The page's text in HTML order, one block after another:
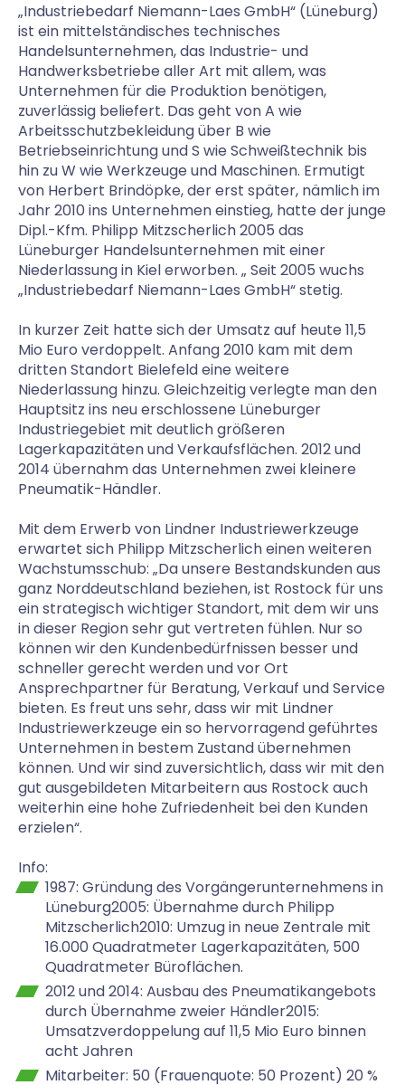
„Industriebedarf Niemann-Laes GmbH“ (Lüneburg)
ist ein mittelständisches technisches
Handelsunternehmen, das Industrie- und
Handwerksbetriebe aller Art mit allem, was
Unternehmen für die Produktion benötigen,
zuverlässig beliefert. Das geht von A wie
Arbeitsschutzbekleidung über B wie
Betriebseinrichtung und S wie Schweißtechnik bis
hin zu W wie Werkzeuge und Maschinen. Ermutigt
von Herbert Brindöpke, der erst später, nämlich im
Jahr 2010 ins Unternehmen einstieg, hatte der junge
Dipl.-Kfm. Philipp Mitzscherlich 2005 das
Lüneburger Handelsunternehmen mit einer
Niederlassung in Kiel erworben. „ Seit 2005 wuchs
„Industriebedarf Niemann-Laes GmbH“ stetig.
In kurzer Zeit hatte sich der Umsatz auf heute 11,5
Mio Euro verdoppelt. Anfang 2010 kam mit dem
dritten Standort Bielefeld eine weitere
Niederlassung hinzu. Gleichzeitig verlegte man den
Hauptsitz ins neu erschlossene Lüneburger
Industriegebiet mit deutlich größeren
Lagerkapazitäten und Verkaufsflächen. 2012 und
2014 übernahm das Unternehmen zwei kleinere
Pneumatik-Händler.
Mit dem Erwerb von Lindner Industriewerkzeuge
erwartet sich Philipp Mitzscherlich einen weiteren
Wachstumsschub: „Da unsere Bestandskunden aus
ganz Norddeutschland beziehen, ist Rostock für uns
ein strategisch wichtiger Standort, mit dem wir uns
in dieser Region sehr gut vertreten fühlen. Nur so
können wir den Kundenbedürfnissen besser und
schneller gerecht werden und vor Ort
Ansprechpartner für Beratung, Verkauf und Service
bieten. Es freut uns sehr, dass wir mit Lindner
Industriewerkzeuge ein so hervorragend geführtes
Unternehmen in bestem Zustand übernehmen
können. Und wir sind zuversichtlich, dass wir mit den
gut ausgebildeten Mitarbeitern aus Rostock auch
weiterhin eine hohe Zufriedenheit bei den Kunden
erzielen“.
Info:
1987: Gründung des Vorgängerunternehmens in
Lüneburg2005: Übernahme durch Philipp
Mitzscherlich2010: Umzug in neue Zentrale mit
16.000 Quadratmeter Lagerkapazitäten, 500
Quadratmeter Büroflächen.
2012 und 2014: Ausbau des Pneumatikangebots
durch Übernahme zweier Händler2015:
Umsatzverdoppelung auf 11,5 Mio Euro binnen
acht Jahren
Mitarbeiter: 50 (Frauenquote: 50 Prozent) 20 %